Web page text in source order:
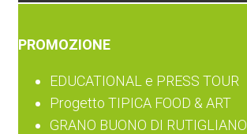
PROMOZIONE
EDUCATIONAL e PRESS TOUR
Progetto TIPICA FOOD & ART
GRANO BUONO DI RUTIGLIANO